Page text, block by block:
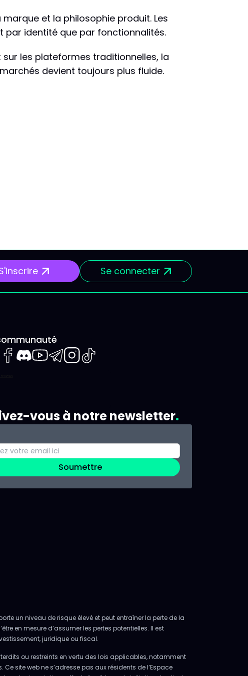
et la philosophie produit. Les
par identité que par fonctionnalités.
les plateformes traditionnelles, la
devient toujours plus fluide.
Se connecter
vous à notre newsletter
Soumettre
un niveau de risque élevé et peut entraîner la perte de la
en mesure d’assumer les pertes potentielles. Il est
juridique ou fiscal.
ou restreints en vertu des lois applicables, notamment
site web ne s’adresse pas aux résidents de l’Espace